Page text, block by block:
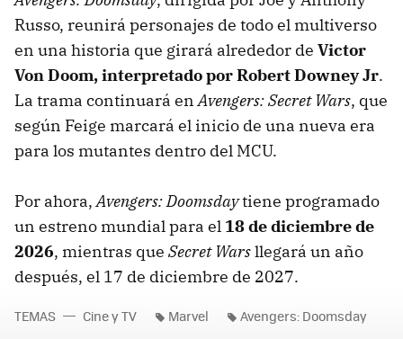
Russo, reunirá personajes de todo el multiverso
en una historia que girará alrededor de Victor
Von Doom, interpretado por Robert Downey Jr.
La trama continuará enAvengers: Secret Wars, que
según Feige marcará el inicio de una nueva era
para los mutantes dentro del MCU.
Por ahora,Avengers: Doomsdaytiene programado
un estreno mundial para el 18 de diciembre de
2026, mientras que Secret Warsllegará un año
después, el 17 de diciembre de 2027.
TEMAS Cine y TV Marvel Avengers: Doomsday